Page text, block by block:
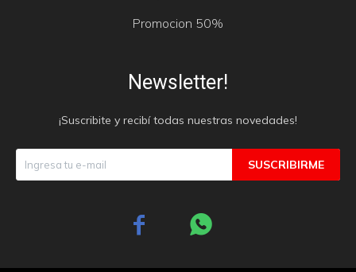
Promocion 50%
Newsletter!
¡Suscribite y recibí todas nuestras novedades!
SUSCRIBIRME
 